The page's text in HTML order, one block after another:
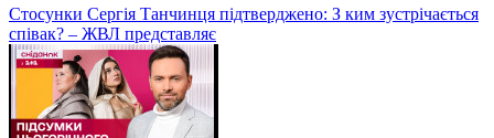
Стосунки Сергія Танчинця підтверджено: З ким зустрічається
співак? – ЖВЛ представляє